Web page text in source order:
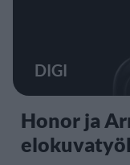
DIGI
Honor ja